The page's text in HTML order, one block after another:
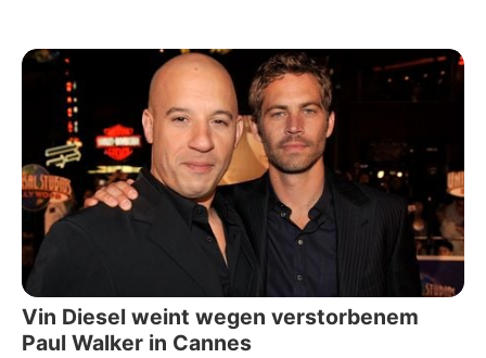
Vin Diesel weint wegen verstorbenem
Paul Walker in Cannes